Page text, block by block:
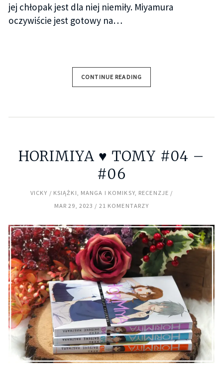
jej chłopak jest dla niej niemiły. Miyamura
oczywiście jest gotowy na…
CONTINUE READING
HORIMIYA ♥ TOMY #04 –
#06
VICKY KSIĄŻKI MANGA I KOMIKSY, RECENZJE
MAR 29, 2023
21 KOMENTARZY